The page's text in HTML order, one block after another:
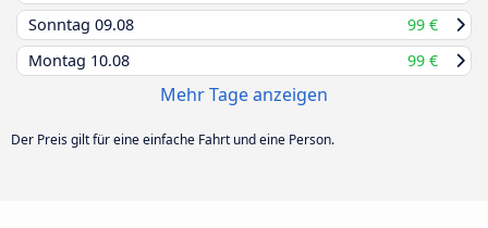
Sonntag 09.08
99 €
Montag 10.08 99 €
Mehr Tage anzeigen
Der Preis gilt für eine einfache Fahrt und eine Person.